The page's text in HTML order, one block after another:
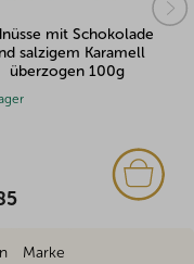
Schokolade
Karamell
100g
Marke